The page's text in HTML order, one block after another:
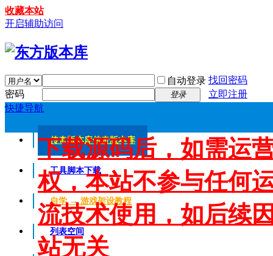
收藏本站
开启辅助访问
自动登录 找回密码
密码
登录
立即注册
快捷导航
传奇版本库传奇版本库
工具脚本下载
自学 → 游戏架设教程
列表空间
下载源码后，如需运
权，本站不参与任何
流技术使用，如后续
站无关